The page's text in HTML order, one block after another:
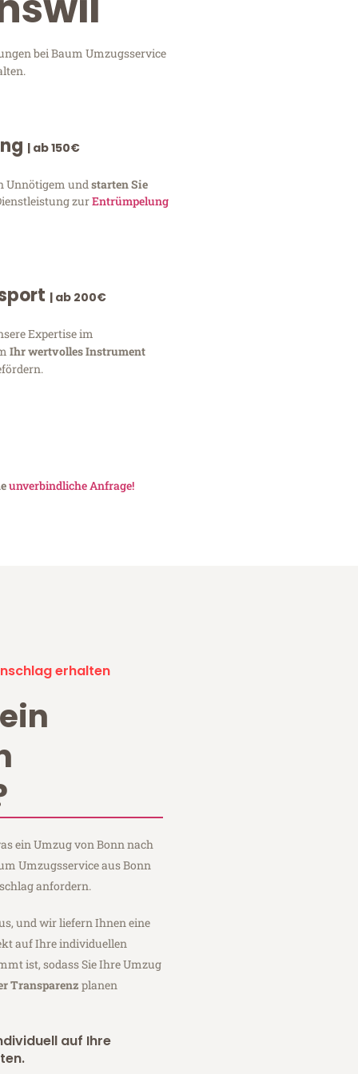
bei Baum Umzugsservice
| ab 150€
Unnötigem und starten Sie
zurEntrümpelung
| ab 200€
Expertise im
Ihr wertvolles Instrument
unverbindliche Anfrage!
erhalten
ein Umzug von Bonn nach
Umzugsservice aus Bonn
anfordern.
und wir liefern Ihnen eine
auf Ihre individuellen
ist, sodass Sie Ihre Umzug
Transparenz planen
auf Ihre